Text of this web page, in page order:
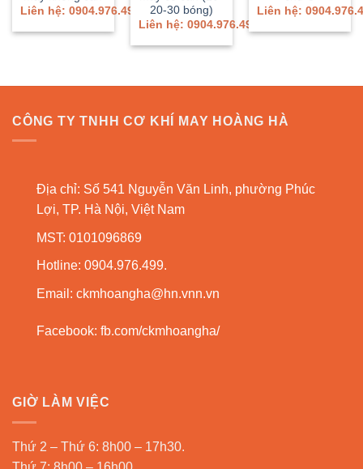
Liên hệ: 0904.976.499
20-30 bóng)
Liên hệ: 0904.976.499
Liên hệ:
CÔNG TY TNHH CƠ KHÍ MAY HOÀNG HÀ
Địa chỉ: Số 541 Nguyễn Văn Linh, phường Phúc
Lợi, TP. Hà Nội, Việt Nam
MST: 0101096869
Hotline: 0904.976.499.
Email: ckmhoangha@hn.vnn.vn
Facebook: fb.com/ckmhoangha/
GIỜ LÀM VIỆC
Thứ 2 – Thứ 6: 8h00 – 17h30.